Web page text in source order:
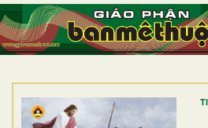
TRANG NHẤT
GIỚI THIỆU
DÒNG TU